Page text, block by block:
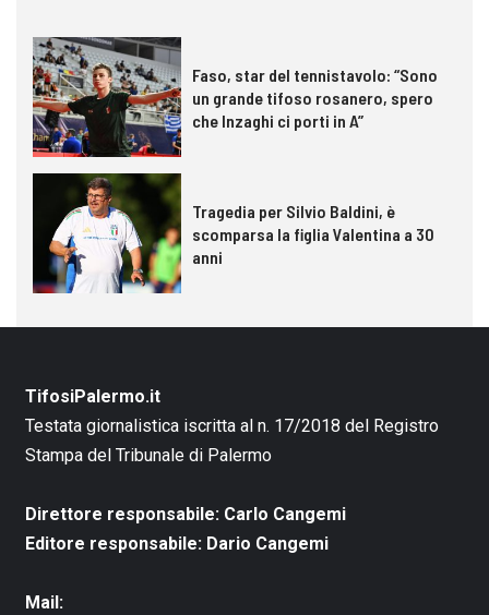
Faso, star del tennistavolo: “Sono
un grande tifoso rosanero, spero
che Inzaghi ci porti in A”
Tragedia per Silvio Baldini, è
scomparsa la figlia Valentina a 30
anni
TifosiPalermo.it
Testata giornalistica iscritta al n. 17/2018 del Registro
Stampa del Tribunale di Palermo
Direttore responsabile: Carlo Cangemi
Editore responsabile: Dario Cangemi
Mail: